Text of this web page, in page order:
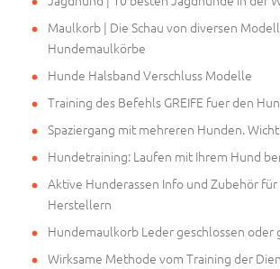
Maulkorb | Die Schau von diversen
Hundemaulkörbe
Hunde Halsband Verschluss Modelle
Training des Befehls GREIFE fuer den
Spaziergang mit mehreren Hunden.
Hundetraining: Laufen mit Ihrem Hund
Aktive Hunderassen Info und Zubehör für
Herstellern
Hundemaulkorb Leder geschlossen oder
Wirksame Methode vom Training der